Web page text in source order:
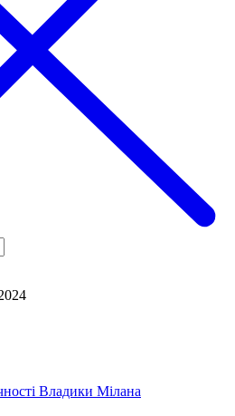
Владики Мілана